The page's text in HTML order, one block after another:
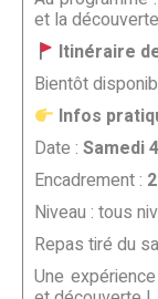
et la
Itinéraire
Bientôt
Infos
Date : Samedi
Encadrement :
Niveau : tous
Repas tiré du
Une